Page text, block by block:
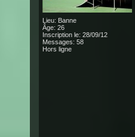
Lieu: Banne
Âge: 26
Inscription le: 28/09/12
Messages: 58
Hors ligne